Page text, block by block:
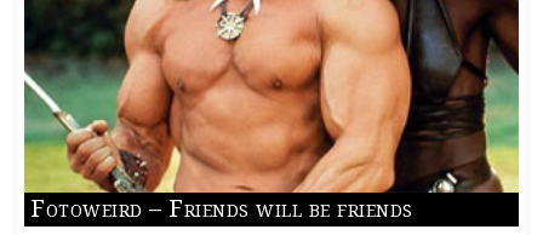
Fotoweird – Friends will be friends